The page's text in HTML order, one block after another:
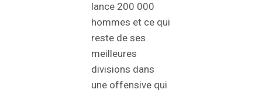
lance 200 000
hommes et ce qui
reste de ses
meilleures
divisions dans
une offensive qui